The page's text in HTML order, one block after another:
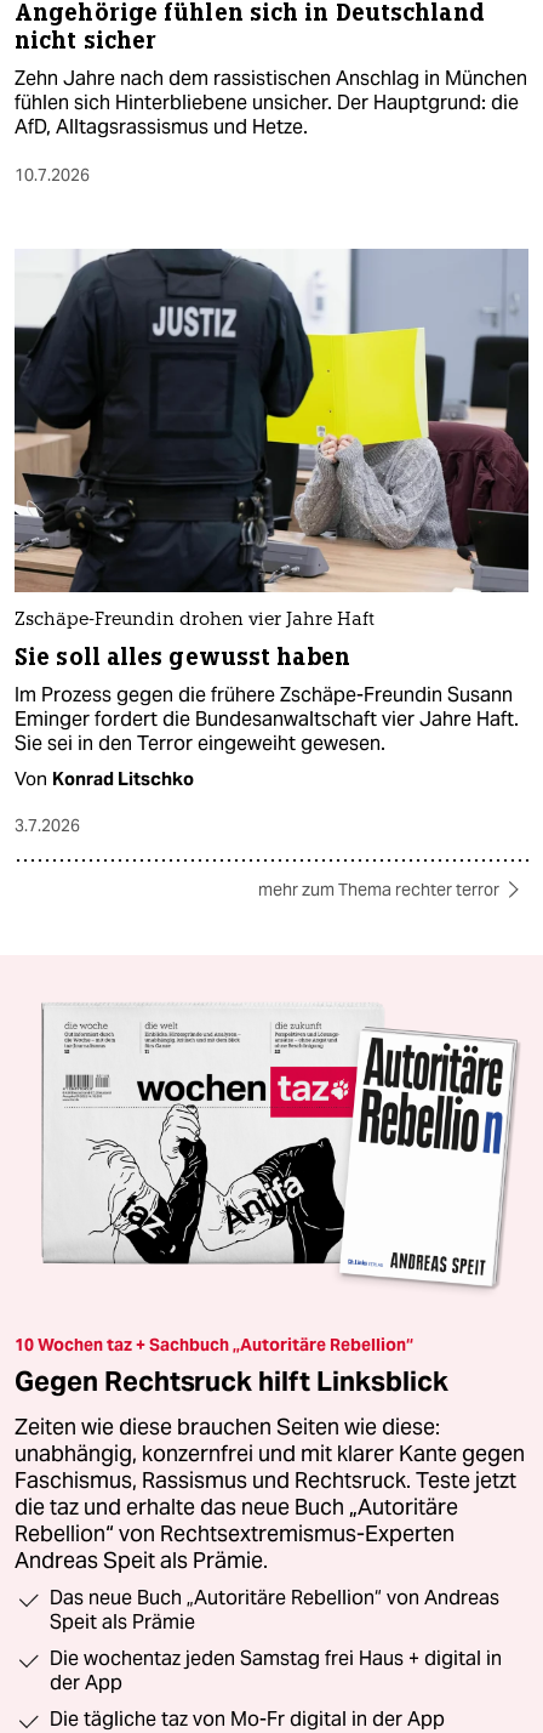
Angehörige fühlen sich in Deutschland
nicht sicher
Zehn Jahre nach dem rassistischen Anschlag in München
fühlen sich Hinterbliebene unsicher. Der Hauptgrund: die
AfD, Alltagsrassismus und Hetze.
10.7.2026
Zschäpe-Freundin drohen vier Jahre Haft
Sie soll alles gewusst haben
Im Prozess gegen die frühere Zschäpe-Freundin Susann
Eminger fordert die Bundesanwaltschaft vier Jahre Haft.
Sie sei in den Terror eingeweiht gewesen.
Von Konrad Litschko
3.7.2026
mehr zum Thema rechter terror
10 Wochen taz + Sachbuch „Autoritäre Rebellion“
Gegen Rechtsruck hilft Linksblick
Zeiten wie diese brauchen Seiten wie diese:
unabhängig, konzernfrei und mit klarer Kante gegen
Faschismus, Rassismus und Rechtsruck. Teste jetzt
die taz und erhalte das neue Buch „Autoritäre
Rebellion“ von Rechtsextremismus-Experten
Andreas Speit als Prämie.
Das neue Buch „Autoritäre Rebellion“ von Andreas
Speit als Prämie
Die wochentaz jeden Samstag frei Haus + digital in
der App
Die tägliche taz von Mo-Fr digital in der App